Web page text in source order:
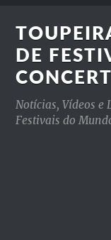
DE
Notícias, Vídeos e
Festivais do